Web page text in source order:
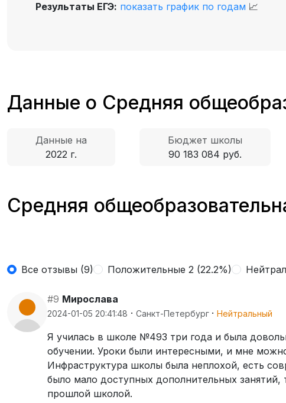
Результаты ЕГЭ: показать график по годам 📈
Данные о Средняя
Данные на
2022 г.
Бюджет школы
90 183 084 руб.
Средняя
Все отзывы (9) Положительные 2 (22.2%)
#9 Мирослава
2024-01-05 20:41:48 · Санкт-Петербург · Нейтральный
Я училась в школе №493 три года и была
обучении. Уроки были интересными, и мне
Инфраструктура школы была неплохой, есть
было мало доступных дополнительных
прошлой школой.